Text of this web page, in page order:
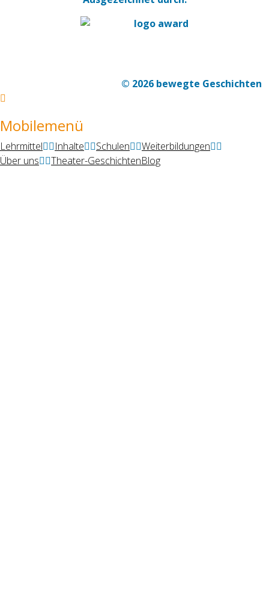
© 2026 bewegte Geschichten
Mobilemenü
Lehrmittel Inhalte Schulen
Weiterbildungen
Über uns
Theater-GeschichtenBlog